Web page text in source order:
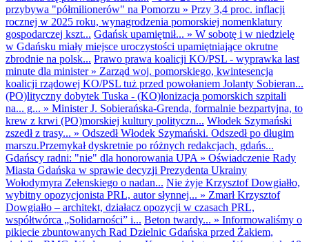
przybywa "półmilionerów" na Pomorzu » Przy 3,4 proc. inflacji
rocznej w 2025 roku, wynagrodzenia pomorskiej nomenklatury
gospodarczej kszt... Gdańsk upamiętnił... » W sobotę i w niedzielę
w Gdańsku miały miejsce uroczystości upamiętniające okrutne
zbrodnie na polsk... Prawo prawa koalicji KO/PSL - wyprawka last
minute dla minister» Zarząd woj. pomorskiego, kwintesencja
koalicji rządowej KO/PSL tuż przed powołaniem Jolanty Sobieran...
(PO)lityczny dobytek Tuska - (KO)lonizacja pomorskich szpitali
na... g... » Minister J. Sobierańska-Grenda, formalnie bezpartyjna, to
krew z krwi (PO)morskiej kultury polityczn... Włodek Szymański
zszedł z trasy... » Odszedł Włodek Szymański. Odszedł po długim
marszu.Przemykał dyskretnie po różnych redakcjach, gdańs...
Gdańscy radni: "nie" dla honorowania UPA » Oświadczenie Rady
Miasta Gdańska w sprawie decyzji Prezydenta Ukrainy
Wołodymyra Zełenskiego o nadan... Nie żyje Krzysztof Dowgiałło,
wybitny opozycjonista PRL, autor słynnej... » Zmarł Krzysztof
Dowgiałło – architekt, działacz opozycji w czasach PRL,
współtwórca „Solidarności” i... Beton twardy... » Informowaliśmy o
pikiecie zbuntowanych Rad Dzielnic Gdańska przed Żakiem,